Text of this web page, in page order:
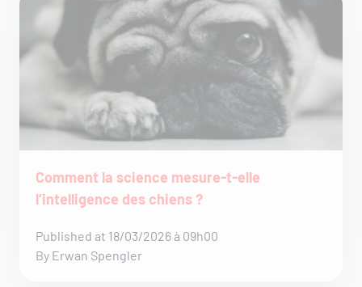
Comment la science mesure-t-elle
l’intelligence des chiens ?
Published at 18/03/2026 à 09h00
By Erwan Spengler